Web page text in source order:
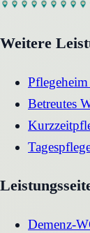
Weitere
Pflegeheim
Betreutes
Demenz-